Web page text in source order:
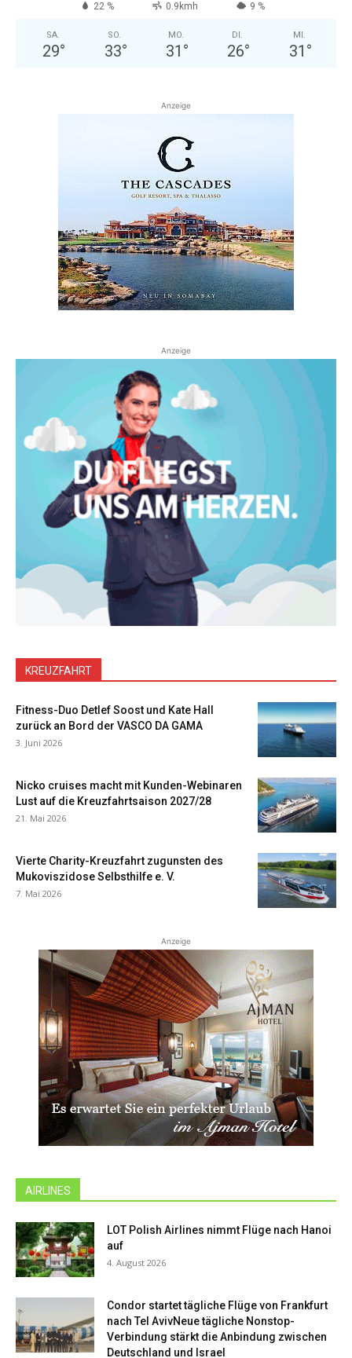
22 % 0.9kmh 9 %
SA.
29°
SO.
33°
MO.
31 °
DI.
26°
MI.
31 °
Anzeige
Anzeige
KREUZFAHRT
Fitness-Duo Detlef Soost und Kate Hall
zurück an Bord der VASCO DA GAMA
3. Juni 2026
Nicko cruises macht mit Kunden-Webinaren
Lust auf die Kreuzfahrtsaison 2027/28
21. Mai 2026
Vierte Charity-Kreuzfahrt zugunsten des
Mukoviszidose Selbsthilfe e. V.
7. Mai 2026
Anzeige
AIRLINES
LOT Polish Airlines nimmt Flüge nach Hanoi
auf
4. August 2026
Condor startet tägliche Flüge von Frankfurt
nach Tel AvivNeue tägliche Nonstop-
Verbindung stärkt die Anbindung zwischen
Deutschland und Israel